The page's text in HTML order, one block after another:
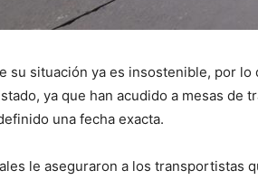
su situación ya es insostenible, por lo
ya que han acudido a mesas de
una fecha exacta.
le aseguraron a los transportistas